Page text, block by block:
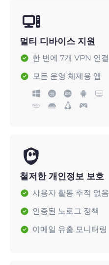
멀티 디바이스 지원
한 번에 7개 VPN 연결
모든 운영 체제용 앱
철저한 개인정보 보호
사용자 활동 추적 없음
인증된 노로그 정책
이메일 유출 모니터링